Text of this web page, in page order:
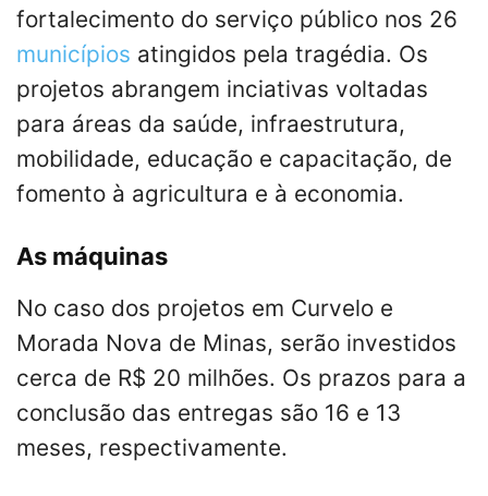
fortalecimento do serviço público nos 26
municípios atingidos pela tragédia. Os
projetos abrangem inciativas voltadas
para áreas da saúde, infraestrutura,
mobilidade, educação e capacitação, de
fomento à agricultura e à economia.
As máquinas
No caso dos projetos em Curvelo e
Morada Nova de Minas, serão investidos
cerca de R$ 20 milhões. Os prazos para a
conclusão das entregas são 16 e 13
meses, respectivamente.